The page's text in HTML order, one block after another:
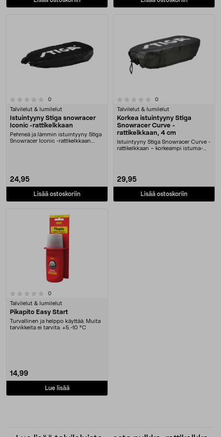
0arvostelut
Talvilelut & lumilelut
Istuintyyny Stiga snowracer
Iconic -rattikelkkaan
Pehmeä ja lämmin istuintyyny Stiga
Snowracer Iconic -rattikelkkaan.
24,95
Lisää ostoskoriin
0.0 viidestä tähdestä 0arvostelut
Talvilelut & lumilelut
Korkea istuintyyny Stiga
Snowracer Curve -
rattikelkkaan, 4 cm
Istuintyyny Stiga Snowracer Curve -
rattikelkkaan – korkeampi istuma-
29,95
Lisää ostoskoriin
0arvostelut
Talvilelut & lumilelut
Pikapito Easy Start
Turvallinen ja helppo käyttää. Muita
tarvikkeita ei tarvita. +5.-10 °C
14,99
Lue lisää